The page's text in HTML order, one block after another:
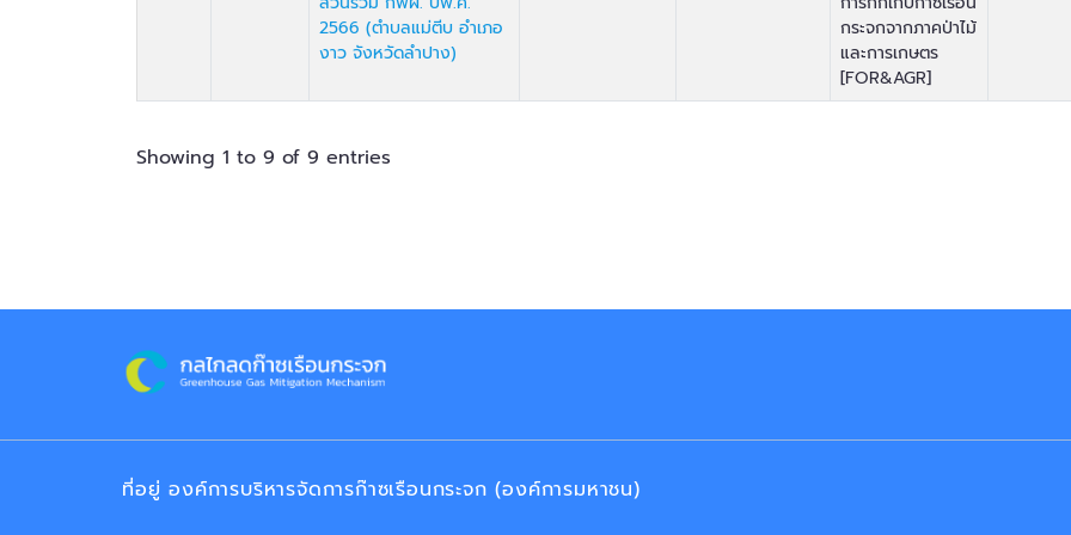
2566 (ตำบลแม่ตีบ อำเภอ
งาว จังหวัดลำปาง)
กระจกจากภาคป่าไม้
และการเกษตร
[FOR&AGR]
Showing 1 to 9 of 9 entries
ที่อยู่ องค์การบริหารจัดการก๊าซเรือนกระจก (องค์การมหาชน)